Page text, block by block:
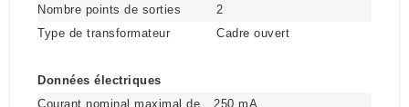
Nombre points de sorties
2
Type de transformateur
Cadre ouvert
Données électriques
Courant nominal maximal de
250 mA